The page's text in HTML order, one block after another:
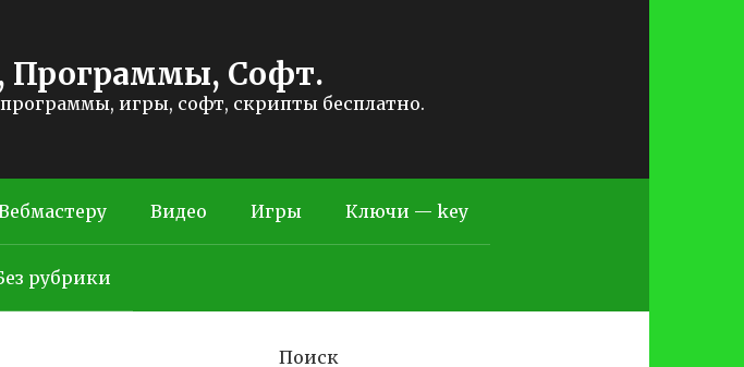
Программы, Софт.
игры, софт, скрипты бесплатно.
Видео Игры Ключи — key
рубрики
Поиск